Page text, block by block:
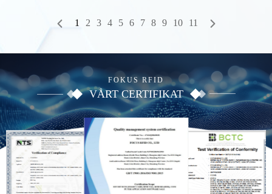
1 2 3 4 5 6 7 8 9 10 11
FOKUS RFID
VÅRT CERTIFIKAT